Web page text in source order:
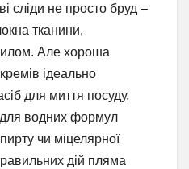
сліди не просто бруд –
тканини,
Але хороша
ідеально
для миття посуду,
водних формул
чи міцелярної
дій пляма